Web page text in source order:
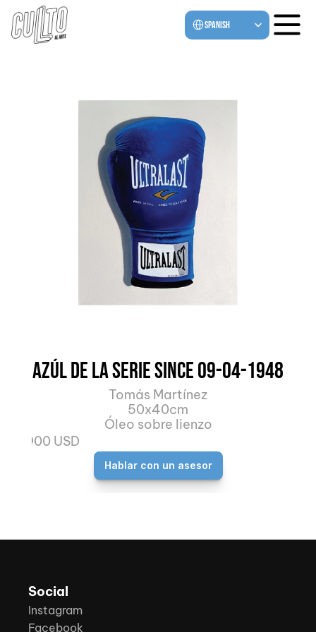
Select Language
Spanish
Azúl de la serie Since 09-04-1948
Tomás Martínez
50x40cm
Óleo sobre lienzo
1.900 USD
Hablar con un asesor
Social
Instagram
Facebook